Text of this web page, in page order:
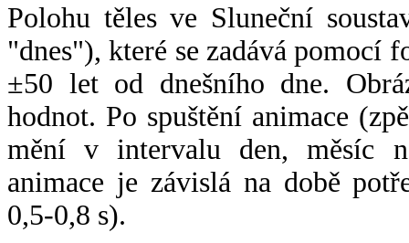
Polohu těles ve Sluneční
"dnes"), které se zadává pomocí
±50 let od dnešního dne.
hodnot. Po spuštění animace
mění v intervalu den, měsíc
animace je závislá na době
0,5-0,8 s).